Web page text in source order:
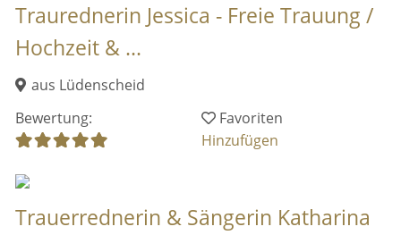
Traurednerin Jessica - Freie Trauung /
Hochzeit & ...
aus Lüdenscheid
Bewertung:
Favoriten
Hinzufügen
Trauerrednerin & Sängerin Katharina